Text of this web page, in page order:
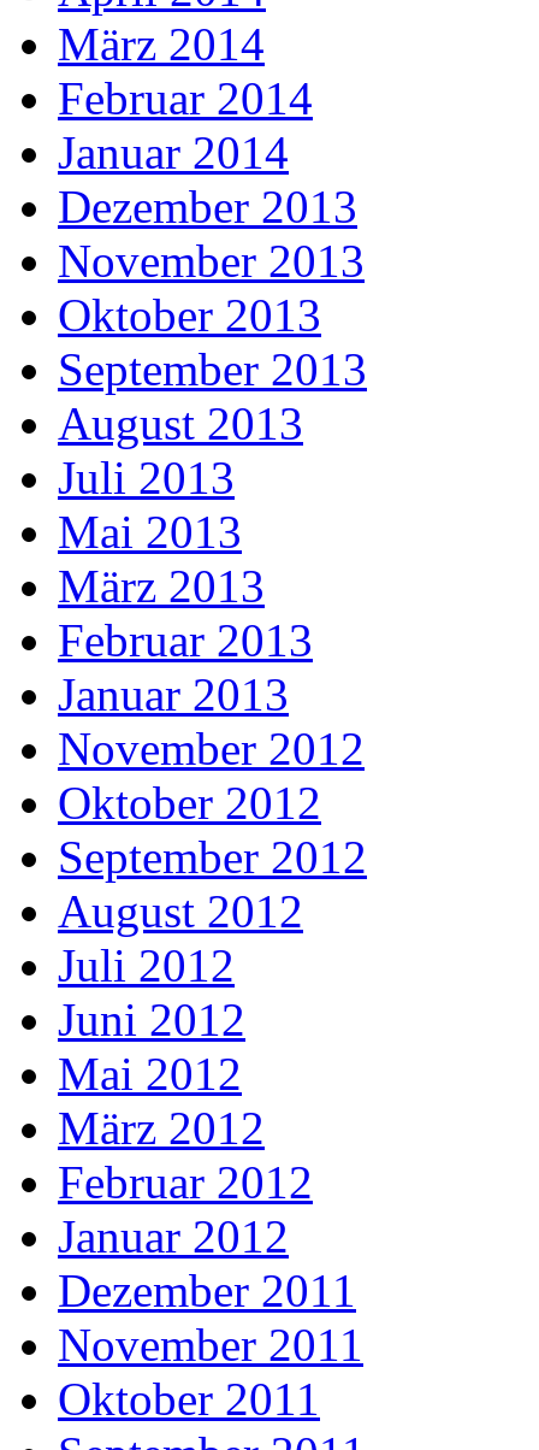
März 2014
Februar 2014
Januar 2014
Dezember 2013
November 2013
Oktober 2013
September 2013
August 2013
Juli 2013
Mai 2013
März 2013
Februar 2013
Januar 2013
November 2012
Oktober 2012
September 2012
August 2012
Juli 2012
Juni 2012
Mai 2012
März 2012
Februar 2012
Januar 2012
Dezember 2011
November 2011
Oktober 2011